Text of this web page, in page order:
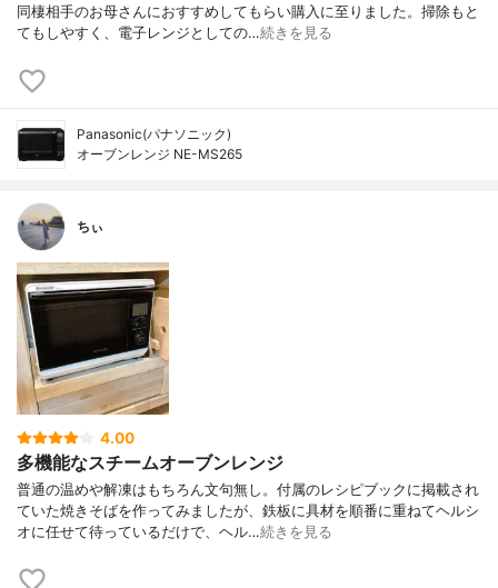
同棲相手のお母さんにおすすめしてもらい購入に至りました。掃除もと
てもしやすく、電子レンジとしての…続きを見る
Panasonic(パナソニック)
オーブンレンジ NE-MS265
ちぃ
4.00
多機能なスチームオーブンレンジ
普通の温めや解凍はもちろん文句無し。付属のレシピブックに掲載され
ていた焼きそばを作ってみましたが、鉄板に具材を順番に重ねてヘルシ
オに任せて待っているだけで、ヘル…続きを見る